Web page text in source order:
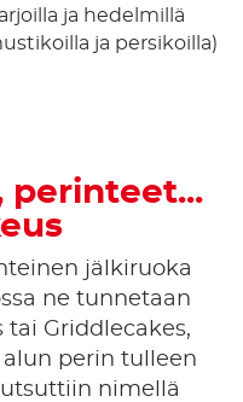
ja hedelmillä
ja persikoilla)
perinteet...
jälkiruoka
ne tunnetaan
tai Griddlecakes,
perin tulleen
nimellä